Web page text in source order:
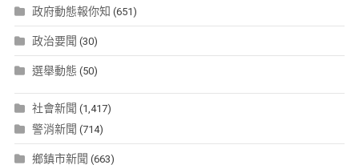
政府動態報你知 (651)
政治要聞 (30)
選舉動態 (50)
社會新聞 (1,417)
警消新聞 (714)
鄉鎮市新聞 (663)